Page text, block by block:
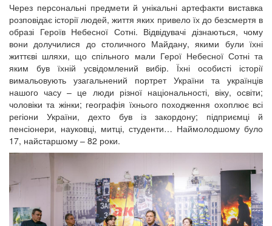
Через персональні предмети й унікальні артефакти виставка
розповідає історії людей, життя яких привело їх до безсмертя в
образі Героїв Небесної Сотні. Відвідувачі дізнаються, чому
вони долучилися до столичного Майдану, якими були їхні
життєві шляхи, що спільного мали Герої Небесної Сотні та
яким був їхній усвідомлений вибір. Їхні особисті історії
вимальовують узагальнений портрет України та українців
нашого часу – це люди різної національності, віку, освіти;
чоловіки та жінки; географія їхнього походження охоплює всі
регіони України, дехто був із закордону; підприємці й
пенсіонери, науковці, митці, студенти… Наймолодшому було
17, найстаршому – 82 роки.